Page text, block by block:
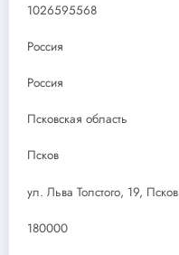
1026595568
Россия
Россия
Псковская область
Псков
ул. Льва Толстого, 19, Псков
180000